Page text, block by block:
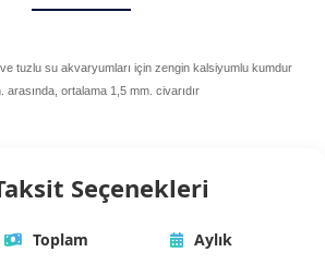
tuzlu su akvaryumları için zengin kalsiyumlu kumdur
arasında, ortalama 1,5 mm. civarıdır
Seçenekleri
Toplam Aylık